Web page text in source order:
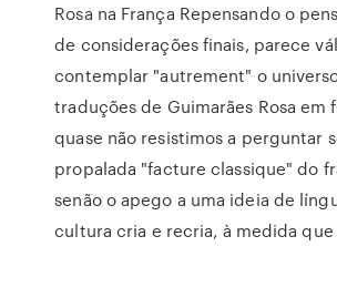
Rosa na França Repensando o
de considerações finais, parece
contemplar "autrement" o
traduções de Guimarães Rosa em
quase não resistimos a perguntar
propalada "facture classique" do
senão o apego a uma ideia de
cultura cria e recria, à medida que